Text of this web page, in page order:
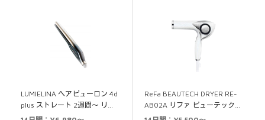
LUMIELINA ヘアビューロン 4d
plus ストレート 2週間～ リ…
ReFa BEAUTECH DRYER RE-
AB02A リファ ビューテック…